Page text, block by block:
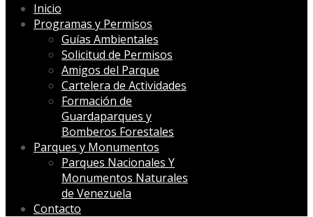
Inicio
Programas y Permisos
Guías Ambientales
Solicitud de Permisos
Amigos del Parque
Cartelera de Actividades
Formación de
Guardaparques y
Bomberos Forestales
Parques y Monumentos
Parques Nacionales Y
Monumentos Naturales
de Venezuela
Contacto